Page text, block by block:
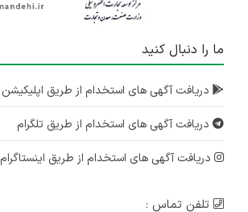
ما را دنبال کنید
دریافت آگهی های استخدام از طریق اپلیکیشن
دریافت آگهی های استخدام از طریق تلگرام
دریافت آگهی های استخدام از طریق اینستاگرام
تلفن تماس :